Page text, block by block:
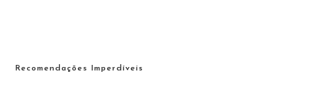
Recomendações Imperdíveis